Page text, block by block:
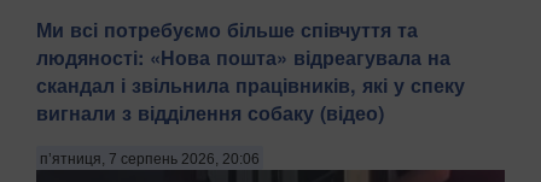
Ми всі потребуємо більше співчуття та
людяності: «Нова пошта» відреагувала на
скандал і звільнила працівників, які у спеку
вигнали з відділення собаку (відео)
п’ятниця, 7 серпень 2026, 20:06